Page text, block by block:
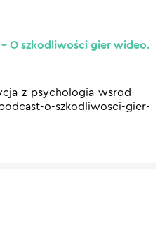
O szkodliwości gier wideo.
z-psychologia-wsrod-
o-szkodliwosci-gier-